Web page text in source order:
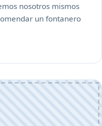
nosotros mismos
un fontanero